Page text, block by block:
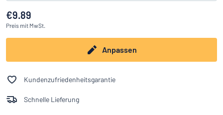
€9.89
Preis mit MwSt.
Anpassen
Kundenzufriedenheitsgarantie
Schnelle Lieferung